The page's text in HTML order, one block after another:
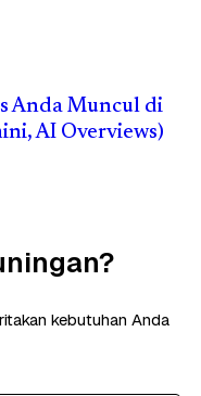
Anda Muncul di
AI Overviews)
kebutuhan Anda